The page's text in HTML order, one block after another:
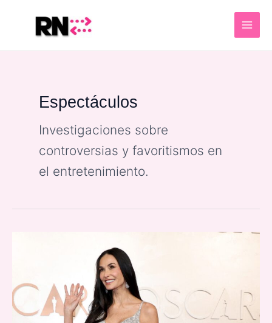
Espectáculos
Investigaciones sobre
controversias y favoritismos en
el entretenimiento.